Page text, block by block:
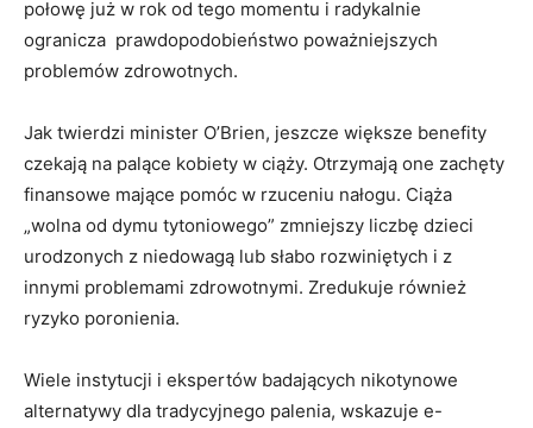
połowę już w rok od tego momentu i radykalnie
ogranicza prawdopodobieństwo poważniejszych
problemów zdrowotnych.
Jak twierdzi minister O’Brien, jeszcze większe benefity
czekają na palące kobiety w ciąży. Otrzymają one zachęty
finansowe mające pomóc w rzuceniu nałogu. Ciąża
„wolna od dymu tytoniowego” zmniejszy liczbę dzieci
urodzonych z niedowagą lub słabo rozwiniętych i z
innymi problemami zdrowotnymi. Zredukuje również
ryzyko poronienia.
Wiele instytucji i ekspertów badających nikotynowe
alternatywy dla tradycyjnego palenia, wskazuje e-